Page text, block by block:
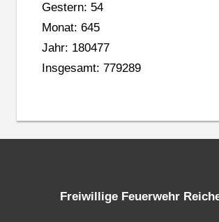
Gestern: 54
Monat: 645
Jahr: 180477
Insgesamt: 779289
Freiwillige Feuerwehr